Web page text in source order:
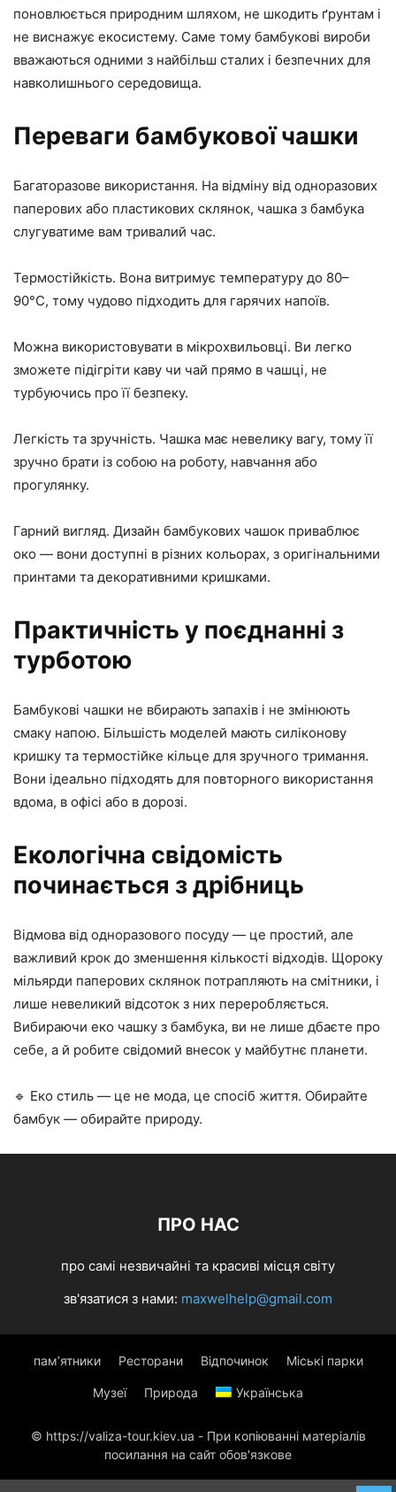
поновлюється природним шляхом, не шкодить ґрунтам і
не виснажує екосистему. Саме тому бамбукові вироби
вважаються одними з найбільш сталих і безпечних для
навколишнього середовища.
Переваги бамбукової чашки
Багаторазове використання. На відміну від одноразових
паперових або пластикових склянок, чашка з бамбука
слугуватиме вам тривалий час.
Термостійкість. Вона витримує температуру до 80–
90°C, тому чудово підходить для гарячих напоїв.
Можна використовувати в мікрохвильовці. Ви легко
зможете підігріти каву чи чай прямо в чашці, не
турбуючись про її безпеку.
Легкість та зручність. Чашка має невелику вагу, тому її
зручно брати із собою на роботу, навчання або
прогулянку.
Гарний вигляд. Дизайн бамбукових чашок приваблює
око — вони доступні в різних кольорах, з оригінальними
принтами та декоративними кришками.
Практичність у поєднанні з
турботою
Бамбукові чашки не вбирають запахів і не змінюють
смаку напою. Більшість моделей мають силіконову
кришку та термостійке кільце для зручного тримання.
Вони ідеально підходять для повторного використання
вдома, в офісі або в дорозі.
Екологічна свідомість
починається з дрібниць
Відмова від одноразового посуду — це простий, але
важливий крок до зменшення кількості відходів. Щороку
мільярди паперових склянок потрапляють на смітники, і
лише невеликий відсоток з них переробляється.
Вибираючи еко чашку з бамбука, ви не лише дбаєте про
себе, а й робите свідомий внесок у майбутнє планети.
🔹 Еко стиль — це не мода, це спосіб життя. Обирайте
бамбук — обирайте природу.
ПРО НАС
про самі незвичайні та красиві місця світу
зв'язатися з нами: maxwelhelp@gmail.com
пам’ятники Ресторани Відпочинок Міські парки
Музеї Природа Українська
© https://valiza-tour.kiev.ua - При копіюванні матеріалів
посилання на сайт обов'язкове